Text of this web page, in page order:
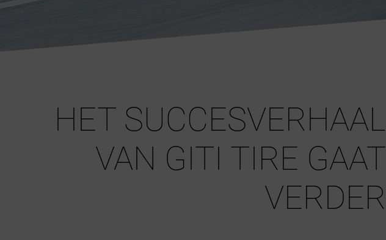
HET SUCCESVERHAAL
VAN GITI TIRE GAAT
VERDER